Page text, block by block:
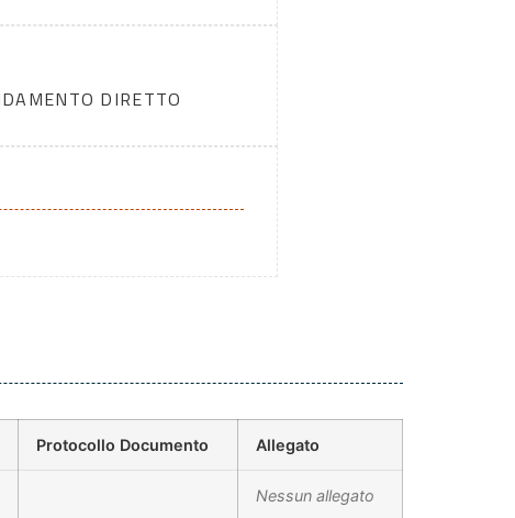
DIRETTO
Protocollo Documento Allegato
Nessun allegato